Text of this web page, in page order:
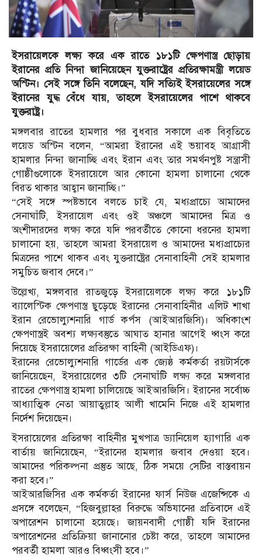
ইসরায়েলকে লক্ষ্য করে এক রাতে ১৮১টি ক্ষেপণাস্ত্র ছোড়ায়
ইরানের প্রতি নিন্দা জানিয়েছেন যুক্তরাষ্ট্রের প্রতিরক্ষামন্ত্রী লয়েড
অস্টিন। সেই সঙ্গে তিনি বলেছেন, যদি সত্যিই ইসরায়েলের সঙ্গে
ইরানের যুদ্ধ বেঁধে যায়, তাহলে ইসরায়েলের পাশে থাকবে
যুক্তরাষ্ট্র।
মঙ্গলবার রাতের হামলার পর বুধবার সকালে এক বিবৃতিতে
লয়েড অস্টিন বলেন, “আমরা ইরানের এই ভয়াবহ আগ্রাসী
হামলার নিন্দা জানাচ্ছি এবং ইরান এবং তার সমর্থনপুষ্ট সন্ত্রাসী
গোষ্ঠীগুলোকে ইসরায়েলে আর কোনো হামলা চালানো থেকে
বিরত থাকার আহ্বান জানাচ্ছি।”
“সেই সঙ্গে স্পষ্টভাবে বলতে চাই যে, মধ্যপ্রাচ্যে আমাদের
সেনাঘাঁটি, ইসরায়েল এবং ওই অঞ্চলে আমাদের মিত্র ও
অংশীদারদের লক্ষ্য করে যদি পরবর্তীতে কোনো ধরনের হামলা
চালানো হয়, তাহলে আমরা ইসরায়েল ও আমাদের মধ্যপ্রাচ্যের
মিত্রদের পাশে থাকব এবং যুক্তরাষ্ট্রের সেনাবাহিনী সেই হামলার
সমুচিত জবাব দেবে।”
উল্লেখ্য, মঙ্গলবার রাতজুড়ে ইসরায়েলকে লক্ষ্য করে ১৮১টি
ব্যালেস্টিক ক্ষেপণাস্ত্র ছুড়েছে ইরানের সেনাবাহিনীর এলিট শাখা
ইরান রেভোল্যুশনারি গার্ড কর্পস (আইআরজিসি)। অধিকাংশ
ক্ষেপণাস্ত্রই অবশ্য লক্ষ্যবস্তুতে আঘাত হানার আগেই ধ্বংস করে
দিয়েছে ইসরায়েলের প্রতিরক্ষা বাহিনী (আইডিএফ)।
ইরানের রেভোল্যুশনারি গার্ডের এক জ্যেষ্ঠ কর্মকর্তা রয়টার্সকে
জানিয়েছেন, ইসরায়েলের ৩টি সেনাঘাঁটি লক্ষ্য করে মঙ্গলবার
রাতের ক্ষেপণাস্ত্র হামলা চালিয়েছে আইআরজিসি। ইরানের সর্বোচ্চ
আধ্যাত্মিক নেতা আয়াতুল্লাহ আলী খামেনি নিজে এই হামলার
নির্দেশ দিয়েছেন।
ইসরায়েলের প্রতিরক্ষা বাহিনীর মুখপাত্র ড্যানিয়েল হ্যাগারি এক
বার্তায় জানিয়েছেন, “ইরানের হামলার জবাব দেওয়া হবে।
আমাদের পরিকল্পনা প্রস্তুত আছে, ঠিক সময়ে সেটির বাস্তবায়ন
করা হবে।”
আইআরজিসির এক কর্মকর্তা ইরানের ফার্স নিউজ এজেন্সিকে এ
প্রসঙ্গে বলেছেন, “হিজবুল্লাহর বিরুদ্ধে অভিযানের প্রতিবাদে এই
অপারেশন চালানো হয়েছে। জায়নবাদী গোষ্ঠী যদি ইরানের
অপারেশনের প্রতিক্রিয়া জানানোর চেষ্টা করে, তাহলে আমাদের
পরবর্তী হামলা আরও বিধ্বংসী হবে।”